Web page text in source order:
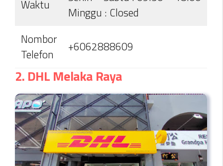
Waktu
Minggu : Closed
Nombor
Telefon
+6062888609
2. DHL Melaka Raya